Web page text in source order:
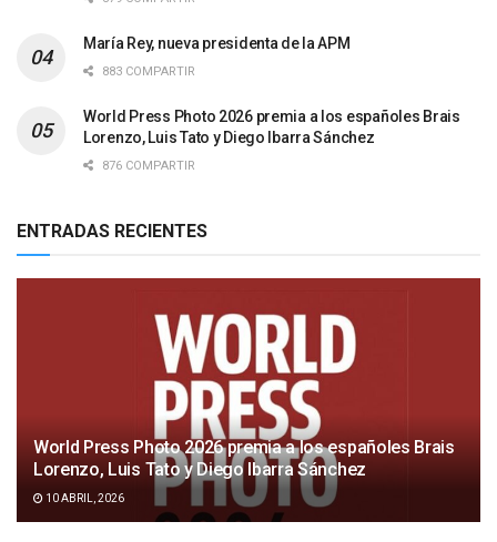
María Rey, nueva presidenta de la APM
883 COMPARTIR
World Press Photo 2026 premia a los españoles Brais
Lorenzo, Luis Tato y Diego Ibarra Sánchez
876 COMPARTIR
ENTRADAS RECIENTES
World Press Photo 2026 premia a los españoles Brais
Lorenzo, Luis Tato y Diego Ibarra Sánchez
10 ABRIL, 2026